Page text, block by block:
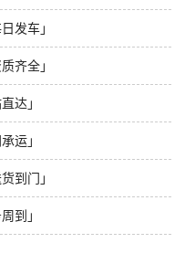
发车」
齐全」
达」
运」
到门」
到」